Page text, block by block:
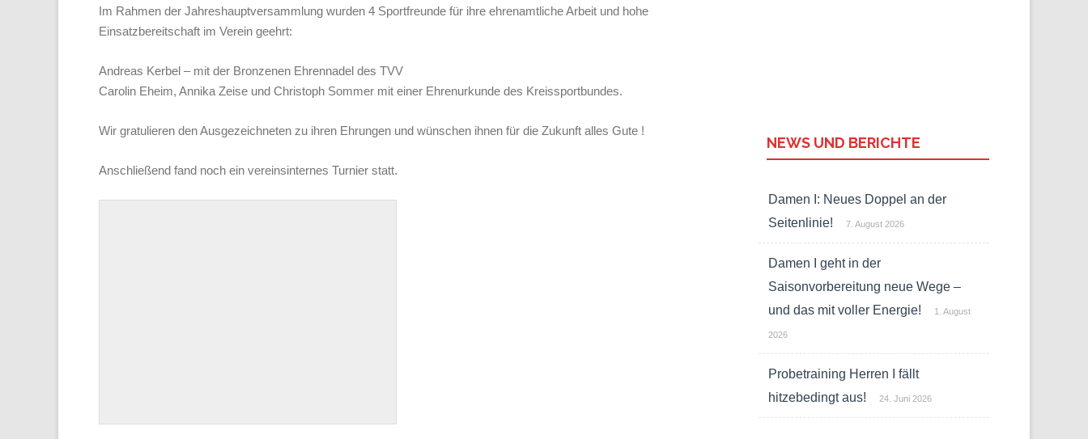
Im Rahmen der Jahreshauptversammlung wurden 4 Sportfreunde für ihre ehrenamtliche Arbeit und hohe
Einsatzbereitschaft im Verein geehrt:
Andreas Kerbel – mit der Bronzenen Ehrennadel des TVV
Carolin Eheim, Annika Zeise und Christoph Sommer mit einer Ehrenurkunde des Kreissportbundes.
Wir gratulieren den Ausgezeichneten zu ihren Ehrungen und wünschen ihnen für die Zukunft alles Gute !
Anschließend fand noch ein vereinsinternes Turnier statt.
NEWS UND BERICHTE
Damen I: Neues Doppel an der
Seitenlinie!
7. August 2026
Damen I geht in der
Saisonvorbereitung neue Wege –
und das mit voller Energie!
1. August
2026
Probetraining Herren I fällt
hitzebedingt aus!
24. Juni 2026